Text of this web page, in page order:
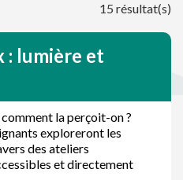
15 résultat(s)
: lumière et
la perçoit-on ?
exploreront les
des ateliers
et directement